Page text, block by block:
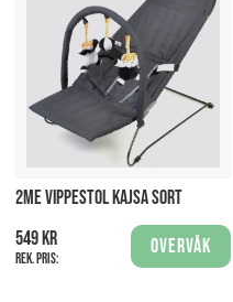
2ME VIPPESTOL KAJSA SORT
549 kr
Rek. pris:
Overvåk